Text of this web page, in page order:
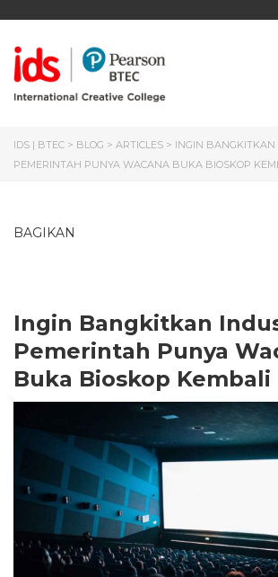
IDS | BTEC > BLOG > ARTICLES > INGIN BANGKITKAN
PEMERINTAH PUNYA WACANA BUKA BIOSKOP
BAGIKAN
Ingin Bangkitkan
Pemerintah Punya
Buka Bioskop Kembali